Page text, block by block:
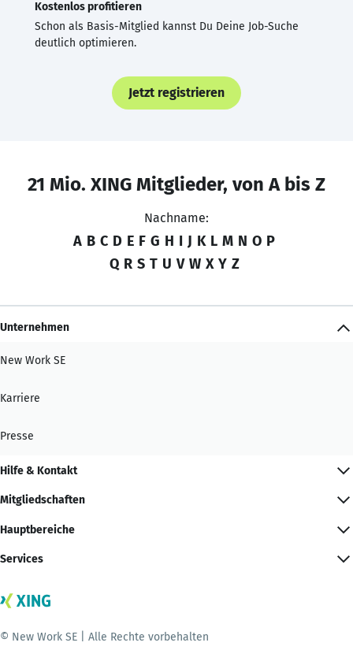
Kostenlos profitieren
Schon als Basis-Mitglied kannst Du Deine Job-Suche
deutlich optimieren.
Jetzt registrieren
21 Mio. XING Mitglieder, von A bis Z
Nachname:
A B C D E F G H I J K L M N O P
Q R S T U V W X Y Z
Unternehmen
New Work SE
Karriere
Presse
Hilfe & Kontakt
Mitgliedschaften
Hauptbereiche
Services
© New Work SE | Alle Rechte vorbehalten